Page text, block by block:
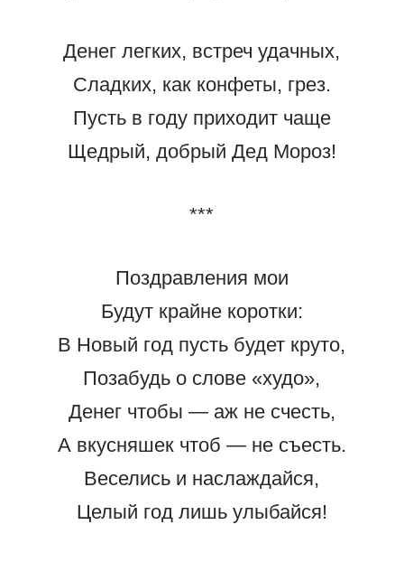
Денег легких, встреч удачных,
Сладких, как конфеты, грез.
Пусть в году приходит чаще
Щедрый, добрый Дед Мороз!
***
Поздравления мои
Будут крайне коротки:
В Новый год пусть будет круто,
Позабудь о слове «худо»,
Денег чтобы — аж не счесть,
А вкусняшек чтоб — не съесть.
Веселись и наслаждайся,
Целый год лишь улыбайся!